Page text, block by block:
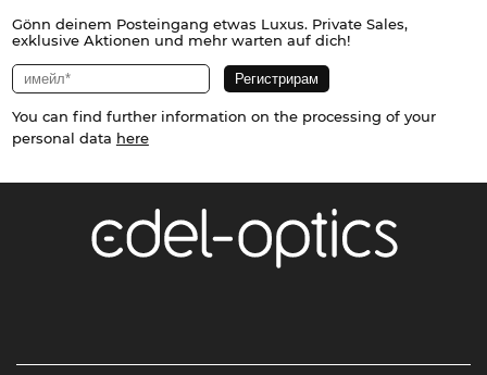
Gönn deinem Posteingang etwas Luxus. Private Sales,
exklusive Aktionen und mehr warten auf dich!
You can find further information on the processing of your
personal data here